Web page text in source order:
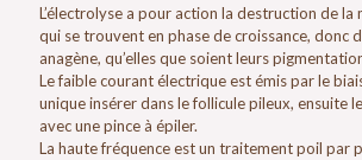
L’électrolyse a pour action la destruction de la
qui se trouvent en phase de croissance, donc
anagène, qu’elles que soient leurs
Le faible courant électrique est émis par le
unique insérer dans le follicule pileux, ensuite
avec une pince à épiler.
La haute fréquence est un traitement poil par